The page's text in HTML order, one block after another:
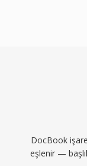
DocBook
eşlenir —